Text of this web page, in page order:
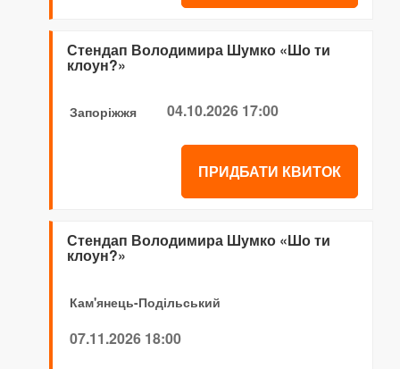
Стендап Володимира Шумко «Шо ти
клоун?»
Запоріжжя 04.10.2026 17:00
ПРИДБАТИ КВИТОК
Стендап Володимира Шумко «Шо ти
клоун?»
Кам'янець-Подільський
07.11.2026 18:00